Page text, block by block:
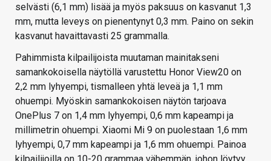
selvästi (6,1 mm) lisää ja myös paksuus on kasvanut 1,3
mm, mutta leveys on pienentynyt 0,3 mm. Paino on sekin
kasvanut havaittavasti 25 grammalla.
Pahimmista kilpailijoista muutaman mainitakseni
samankokoisella näytöllä varustettu Honor View20 on
2,2 mm lyhyempi, tismalleen yhtä leveä ja 1,1 mm
ohuempi. Myöskin samankokoisen näytön tarjoava
OnePlus 7 on 1,4 mm lyhyempi, 0,6 mm kapeampi ja
millimetrin ohuempi. Xiaomi Mi 9 on puolestaan 1,6 mm
lyhyempi, 0,7 mm kapeampi ja 1,6 mm ohuempi. Painoa